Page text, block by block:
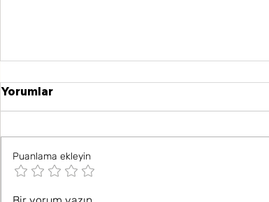
Yorumlar
Puanlama ekleyin